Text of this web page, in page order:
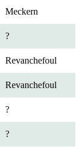
Meckern
?
Revanchefoul
Revanchefoul
?
?